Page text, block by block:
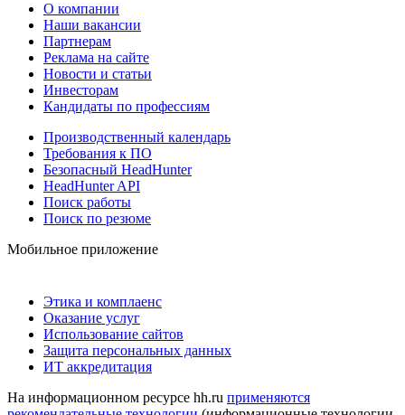
О компании
Наши вакансии
Партнерам
Реклама на сайте
Новости и статьи
Инвесторам
Кандидаты по профессиям
Производственный календарь
Требования к ПО
Безопасный HeadHunter
HeadHunter API
Поиск работы
Поиск по резюме
Мобильное приложение
Этика и комплаенс
Оказание услуг
Использование сайтов
Защита персональных данных
ИТ аккредитация
На информационном ресурсе hh.ru применяются